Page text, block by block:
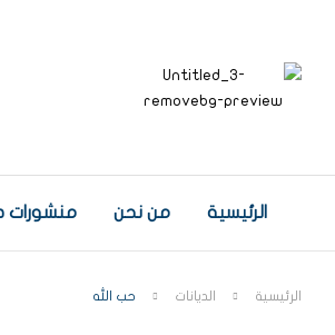
الرئيسية من نحن
الرئيسية الديانات حب الله